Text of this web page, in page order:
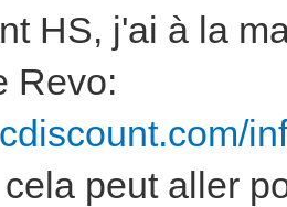
HS, j'ai à la
Revo:
peut aller